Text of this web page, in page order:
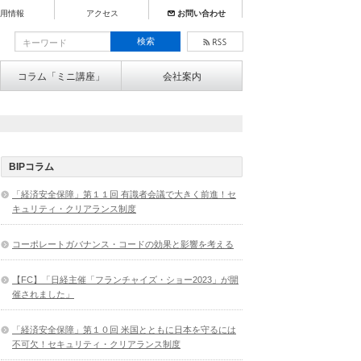
情報 アクセス お問い合わせ
コラム「ミニ講座」 会社案内
BIPコラム
「経済安全保障」第１１回 有識者会議で大きく前進！セ
キュリティ・クリアランス制度
コーポレートガバナンス・コードの効果と影響を考える
【FC】「日経主催「フランチャイズ・ショー2023」が開
催されました」
「経済安全保障」第１０回 米国とともに日本を守るには
不可欠！セキュリティ・クリアランス制度